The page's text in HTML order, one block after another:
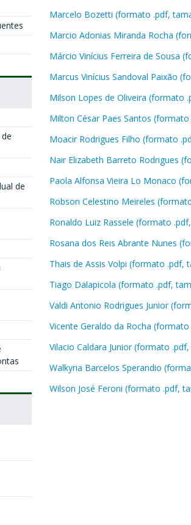
de
Marcelo Bozetti (formato .pdf,
Marcio Adonias Miranda Rocha
Márcio Vinícius Ferreira de Sousa
Marcus Vinícius Sandoval Paixão
Milson Lopes de Oliveira (formato
Milton César Paes Santos
Moacir Rodrigues Filho (formato
Nair Elizabeth Barreto Rodrigues
Paola Alfonsa Vieira Lo Monaco
Robson Celestino Meireles
Ronaldo Luiz Rassele (formato
Rosana dos Reis Abrante Nunes
Thais de Assis Volpi (formato .pdf,
Tiago Dalapicola (formato .pdf,
Valdi Antonio Rodrigues Junior
Vicente Geraldo da Rocha
Vilacio Caldara Junior (formato
Walkyria Barcelos Sperandio
Wilson José Feroni (formato .pdf,